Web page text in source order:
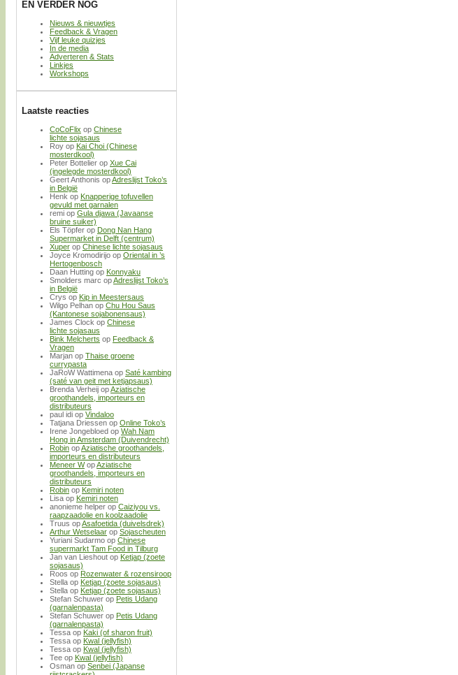
EN VERDER NOG
Nieuws & nieuwtjes
Feedback & Vragen
Vijf leuke quizjes
In de media
Adverteren & Stats
Linkjes
Workshops
Laatste reacties
CoCoFlix op Chinese
lichte sojasaus
Roy op Kai Choi (Chinese
mosterdkool)
Peter Bottelier op Xue Cai
(ingelegde mosterdkool)
Geert Anthonis opAdreslijst Toko’s
in België
Henk op Knapperige tofuvellen
gevuld met garnalen
remi op Gula djawa (Javaanse
bruine suiker)
Els Töpfer op Dong Nan Hang
Supermarket in Delft (centrum)
Xuper op Chinese lichte sojasaus
Joyce Kromodirijo op Oriental in ’s
Hertogenbosch
Daan Hutting op Konnyaku
Smolders marc opAdreslijst Toko’s
in België
Crys op Kip in Meestersaus
Wilgo Pelhan op Chu Hou Saus
(Kantonese sojabonensaus)
James Clock op Chinese
lichte sojasaus
Bink Melcherts op Feedback &
Vragen
Marjan op Thaise groene
currypasta
JaRoW Wattimena op Saté kambing
(saté van geit met ketjapsaus)
Brenda Verheij opAziatische
groothandels, importeurs en
distributeurs
paul idi op Vindaloo
Tatjana Driessen op Online Toko’s
Irene Jongebloed op Wah Nam
Hong in Amsterdam (Duivendrecht)
Robin opAziatische groothandels,
importeurs en distributeurs
Meneer WopAziatische
groothandels, importeurs en
distributeurs
Robin op Kemiri noten
Lisa op Kemiri noten
anonieme helper op Caiziyou vs.
raapzaadolie en koolzaadolie
Truus opAsafoetida (duivelsdrek)
Arthur Wetselaar op Sojascheuten
Yuriani Sudarmo op Chinese
supermarkt Tam Food in Tilburg
Jan van Lieshout op Ketjap (zoete
sojasaus)
Roos op Rozenwater & rozensiroop
Stella op Ketjap (zoete sojasaus)
Stella op Ketjap (zoete sojasaus)
Stefan Schuwer op Petis Udang
(garnalenpasta)
Stefan Schuwer op Petis Udang
(garnalenpasta)
Tessa op Kaki (of sharon fruit)
Tessa op Kwal (jellyfish)
Tessa op Kwal (jellyfish)
Tee op Kwal (jellyfish)
Osman op Senbei (Japanse